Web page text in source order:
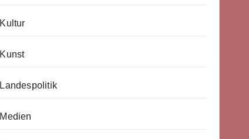
Kultur
Kunst
Landespolitik
Medien